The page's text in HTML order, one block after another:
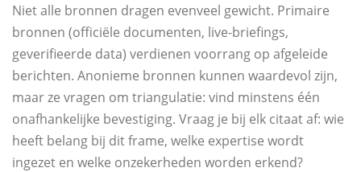
Niet alle bronnen dragen evenveel gewicht. Primaire
bronnen (officiële documenten, live-briefings,
geverifieerde data) verdienen voorrang op afgeleide
berichten. Anonieme bronnen kunnen waardevol zijn,
maar ze vragen om triangulatie: vind minstens één
onafhankelijke bevestiging. Vraag je bij elk citaat af: wie
heeft belang bij dit frame, welke expertise wordt
ingezet en welke onzekerheden worden erkend?